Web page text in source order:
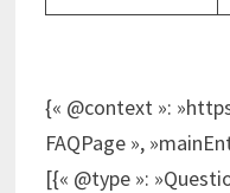
{« @context »:
FAQPage »,
[{« @type »: